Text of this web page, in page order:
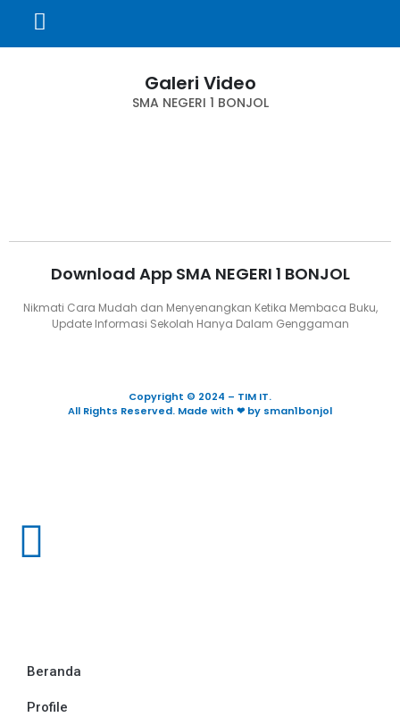
Galeri Video
SMA NEGERI 1 BONJOL
Download App SMA NEGERI 1 BONJOL
Nikmati Cara Mudah dan Menyenangkan Ketika Membaca Buku,
Update Informasi Sekolah Hanya Dalam Genggaman
Copyright © 2024 – TIM IT.
All Rights Reserved. Made with ❤ by sman1bonjol
Beranda
Profile